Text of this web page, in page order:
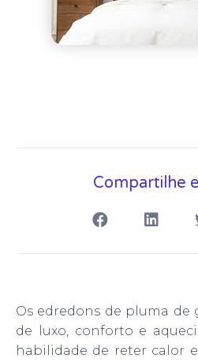
Compartilhe
Os edredons de pluma de
de luxo, conforto e
habilidade de reter calor